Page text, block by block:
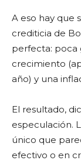
A eso hay que
crediticia de
perfecta: poca
crecimiento
año) y una
El resultado,
especulación.
único que
efectivo o en